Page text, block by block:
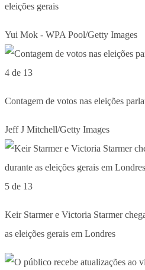
eleições gerais
Yui Mok - WPA Pool/Getty Images
4 de 13
Contagem de votos nas eleições
Jeff J Mitchell/Getty Images
5 de 13
Keir Starmer e Victoria Starmer
as eleições gerais em Londres